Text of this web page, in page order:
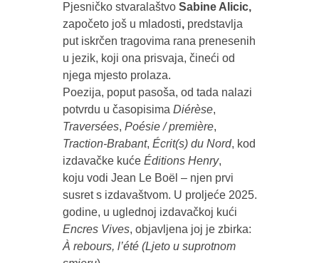
Pjesničko stvaralaštvoSabine Alicic,
započeto još u mladosti,predstavlja
put iskrčen tragovima rana prenesenih
u jezik, koji ona prisvaja, čineći od
njega mjesto prolaza.
Poezija, poput pasoša, od tada nalazi
potvrdu u časopisima Diérèse,
Traversées, Poésie / première,
Traction-Brabant, Écrit(s) du Nord, kod
izdavačke kuće Éditions Henry,
koju vodi Jean Le Boël – njen prvi
susret s izdavaštvom. U proljeće 2025.
godine, u uglednoj izdavačkoj kući
Encres Vives, objavljena joj je zbirka:
À rebours, l’été (Ljeto u suprotnom